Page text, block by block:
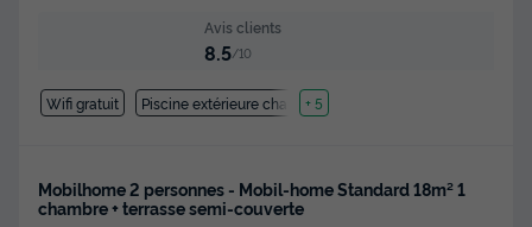
Avis clients
8.5/10
Wifi gratuit Piscine extérieure chauffée
+ 5
Mobilhome 2 personnes - Mobil-home Standard 18m² 1
chambre + terrasse semi-couverte